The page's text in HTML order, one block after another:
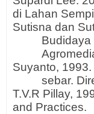
di Lahan
Sutisna dan
Budidaya
Suyanto,
sebar.
T.V.R Pillay,
and Practices.